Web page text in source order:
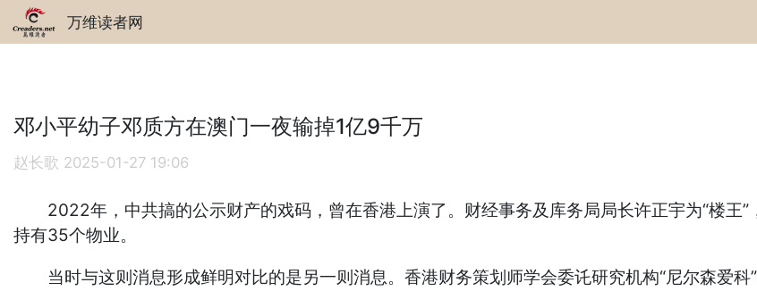
万维读者网
邓小平幼子邓质方在澳门一夜输掉1亿9千万
赵长歌 2025-01-27 19:06
2022年，中共搞的公示财产的戏码，曾在香港上演了。财经事务及库务局局长许正宇为“楼王”
持有35个物业。
当时与这则消息形成鲜明对比的是另一则消息。香港财务策划师学会委讬研究机构“尼尔森爱科